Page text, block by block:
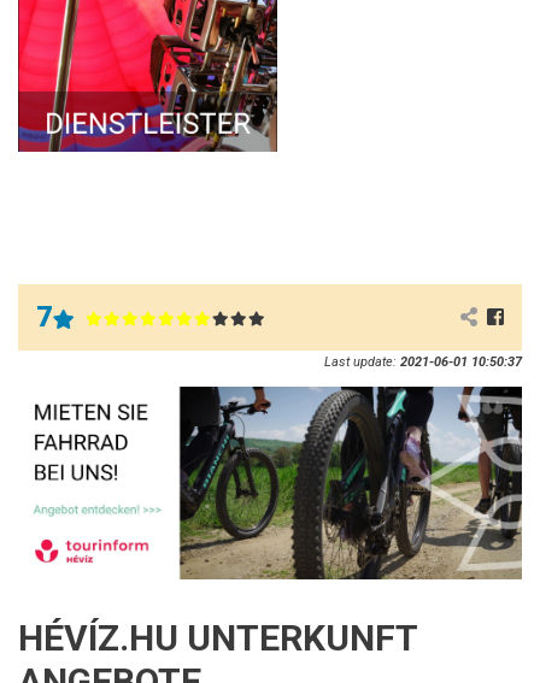
7
Last update: 2021-06-01 10:50:37
HÉVÍZ.HU UNTERKUNFT